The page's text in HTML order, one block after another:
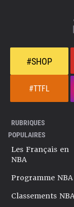
#SHOP
#TTFL
RUBRIQUES
POPULAIRES
Les Français en
NBA
Programme NBA
Classements